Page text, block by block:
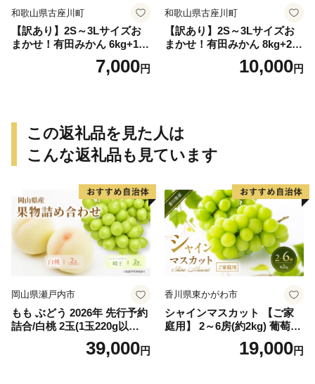
和歌山県古座川町
【訳あり】2S～3Lサイズお
まかせ！有田みかん 6kg+1kg
保証分 11月から12月下旬ま
でに順次発送致します。 / 訳
7,000円
和歌山県古座川町
【訳あり】2S～3Lサイズお
まかせ！有田みかん 8kg+2kg
保証分 11月から12月下旬ま
でに順次発送致します。 / 訳
10,000円
この返礼品を見た人は
こんな返礼品も見ています
岡山県瀬戸内市
もも ぶどう 2026年 先行予約
詰合/白桃 2玉(1玉220g以
上)・シャインマスカット 晴
39,000円
香川県東かがわ市
シャインマスカット 【ご家
庭用】 2～6房(約2kg) 葡萄 ぶ
どう ブドウ フルーツ 果物 く
だもの 果実 旬の果物 旬のフ
19,000円